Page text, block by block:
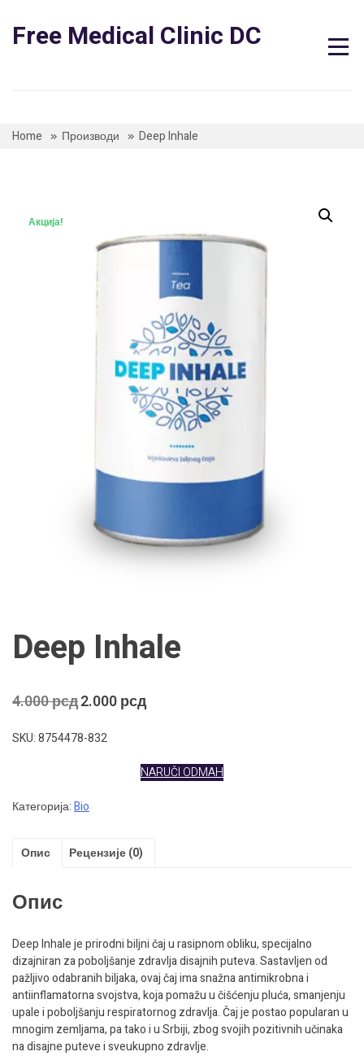
content
Free Medical Clinic DC
Home Производи Deep Inhale
Акција!
Deep Inhale
4.000рсдОригинална
је
2.000рсд
SKU: 8754478-832
NARUČI ODMAH
Категорија:Bio
Опис Рецензије (0)
Опис
Deep Inhale je prirodni biljni čaj u rasipnom obliku, specijalno
dizajniran za poboljšanje zdravlja disajnih puteva. Sastavljen od
pažljivo odabranih biljaka, ovaj čaj ima snažna antimikrobna i
antiinflamatorna svojstva, koja pomažu u čišćenju pluća, smanjenju
upale i poboljšanju respiratornog zdravlja. Čaj je postao popularan u
mnogim zemljama, pa tako i u Srbiji, zbog svojih pozitivnih učinaka
na disajne puteve i sveukupno zdravlje.